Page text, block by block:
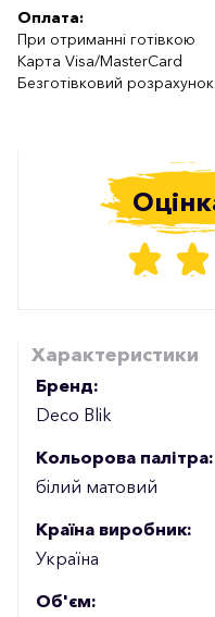
Оплата:
При отриманні готівкою
Карта Visa/MasterCard
Безготівковий розрахунок
Характеристики
Бренд:
Deco Blik
Кольорова палітра:
білий матовий
Країна виробник:
Україна
Об'єм: